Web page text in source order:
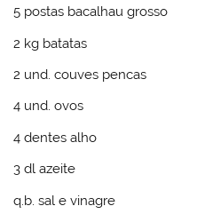
5 postas bacalhau grosso
2 kg batatas
2 und. couves pencas
4 und. ovos
4 dentes alho
3 dl azeite
q.b. sal e vinagre